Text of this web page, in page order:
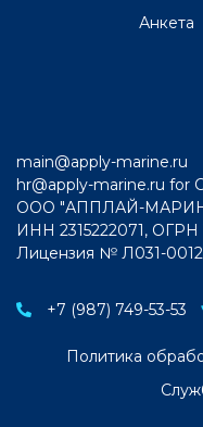
Анкета
main@apply-marine.ru
hr@apply-marine.ru for
ООО "АППЛАЙ-
ИНН 2315222071, ОГРН
Лицензия № Л031-
+7 (987) 749-53-53
Политика